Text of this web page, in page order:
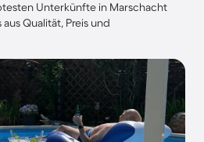
Unterkünfte in Marschacht
Qualität, Preis und